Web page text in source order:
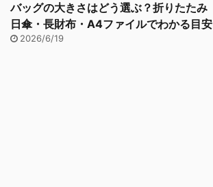
バッグの大きさはどう選ぶ？折りたたみ
日傘・長財布・A4ファイルでわかる目安
2026/6/19